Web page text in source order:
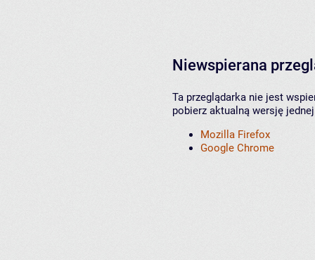
Niewspierana
Ta przeglądarka nie jest
pobierz aktualną wersję
Mozilla Firefox
Google Chrome